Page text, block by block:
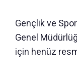
Gençlik ve
Genel
için henüz